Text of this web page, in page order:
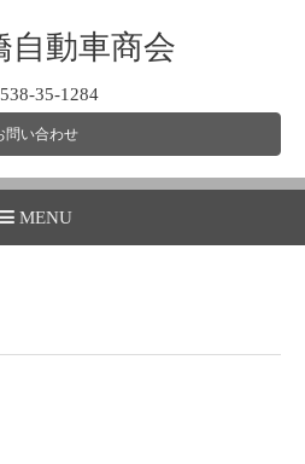
自動車商会
35-1284
問い合わせ
MENU